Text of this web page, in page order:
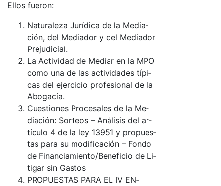
Ellos fue­ro­n:
Na­tu­ra­le­za Ju­rí­di­ca de la Me­dia­
ció­n, del Me­dia­dor y del Me­dia­dor
Pre­ju­di­cia­l.
La Ac­ti­vi­dad de Me­diar en la MPO
co­mo una de las ac­ti­vi­da­des tí­pi­
cas del ejer­ci­cio pro­fe­sio­nal de la
Abo­ga­cía.
Cues­tio­nes Pro­ce­sa­les de la Me­
dia­ció­n: Sor­teos – Aná­li­sis del ar­
tícu­lo 4 de la ley 13951 y pro­pues­
tas pa­ra su mo­di­fi­ca­ción – Fon­do
de Fi­nan­cia­mien­to­/­Be­ne­fi­cio de Li­
ti­gar sin Gas­tos
PRO­PUES­TAS PA­RA EL IV EN­